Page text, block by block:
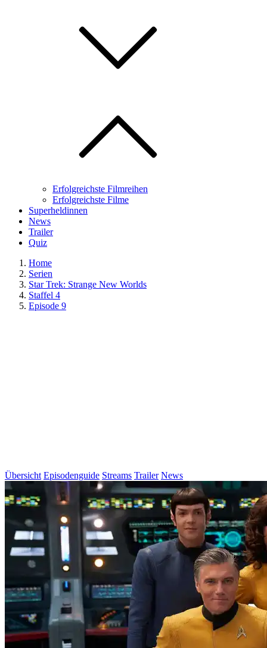
Erfolgreichste Filmreihen
Erfolgreichste Filme
Superheldinnen
News
Trailer
Quiz
Home
Serien
Star Trek: Strange New Worlds
Staffel 4
Episode 9
Übersicht Episodenguide Streams Trailer News